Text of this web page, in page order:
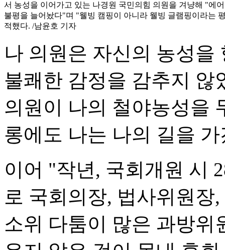
서 농성을 이어가고 있는 나경원 국민의힘 의원을 겨냥해 "에
불평을 늘어놨다"며 "웰빙 캠핑이 아니라 웰빙 글램핑이라는
적했다. /남윤호 기자
나 의원은 자신의 농성
불쾌한 감정을 감추지 않
의원이 나의 철야농성을
롱에도 나는 나의 길을
이어 "작년, 국회개원 시
로 국회의장, 법사위원장
소위 다툼이 많은 과방위